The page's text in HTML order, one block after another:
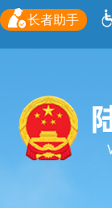
长者助手